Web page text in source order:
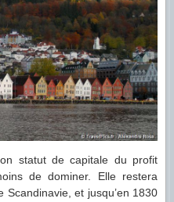
statut de capitale du profit
de dominer. Elle restera
et jusqu’en 1830